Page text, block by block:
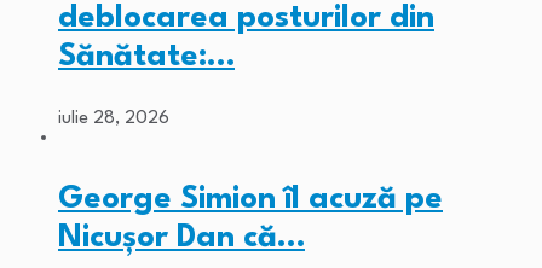
deblocarea posturilor din
Sănătate:…
iulie 28, 2026
George Simion îl acuză pe
Nicușor Dan că…